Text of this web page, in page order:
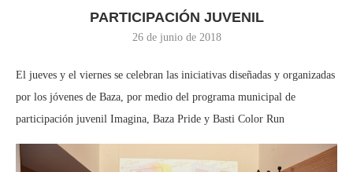
PARTICIPACIÓN JUVENIL
26 de junio de 2018
El jueves y el viernes se celebran las iniciativas diseñadas y organizadas
por los jóvenes de Baza, por medio del programa municipal de
participación juvenil Imagina, Baza Pride y Basti Color Run